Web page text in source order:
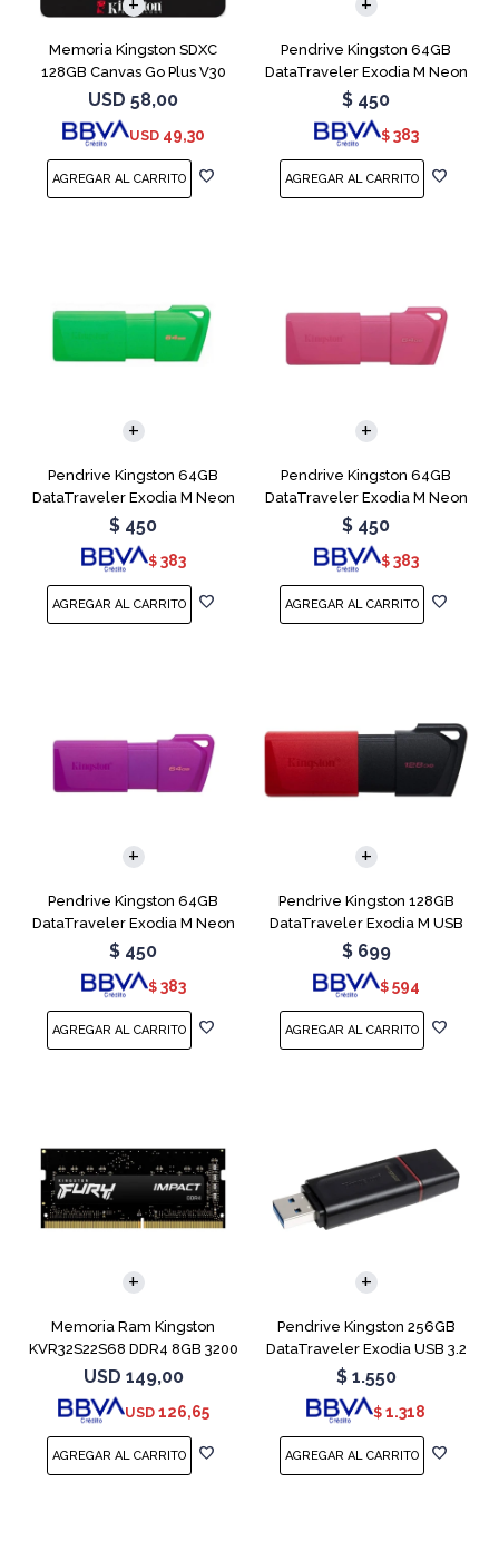
Memoria Kingston SDXC
128GB Canvas Go Plus V30
USD 58,00
USD 49,30
Pendrive Kingston 64GB
DataTraveler Exodia M Neon
Blue
$ 450
$ 383
Pendrive Kingston 64GB
DataTraveler Exodia M Neon
Green
$ 450
$ 383
Pendrive Kingston 64GB
DataTraveler Exodia M Neon
Pink
$ 450
$ 383
Pendrive Kingston 64GB
DataTraveler Exodia M Neon
Purple
$ 450
$ 383
Pendrive Kingston 128GB
DataTraveler Exodia M USB
3.2
$ 699
$ 594
Memoria Ram Kingston
KVR32S22S68 DDR4 8GB 3200
MHz Sodimm
USD 149,00
USD 126,65
Pendrive Kingston 256GB
DataTraveler Exodia USB 3.2
$ 1.550
$ 1.318